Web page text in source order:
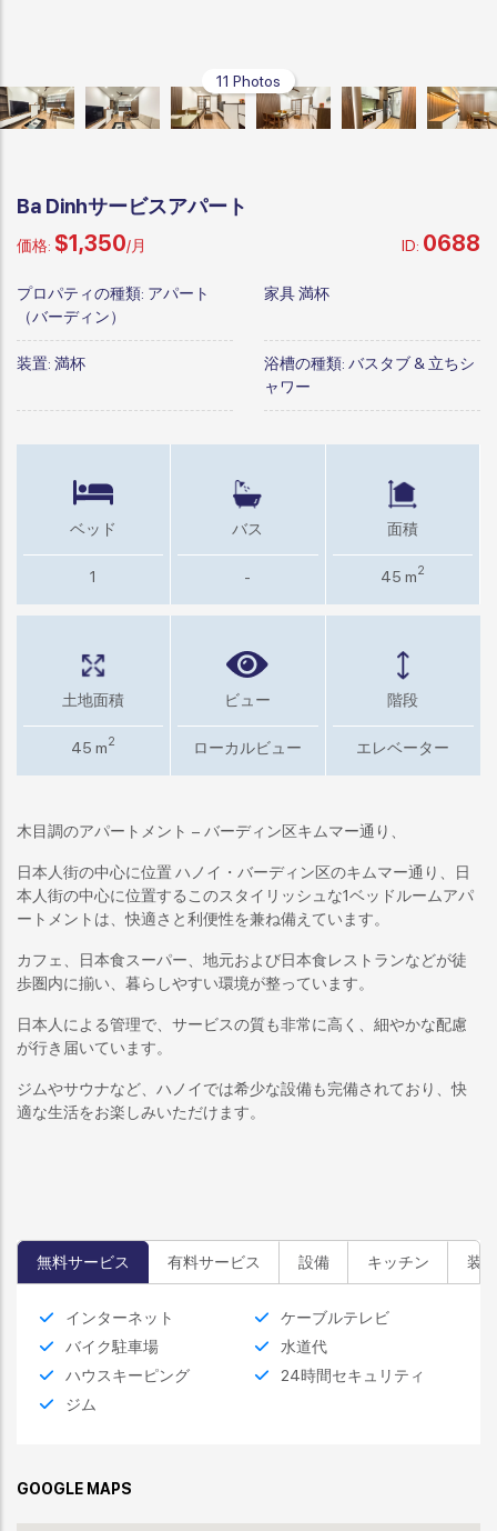
11 Photos
Ba Dinhサービスアパート
価格: $1,350/月 ID: 0688
プロパティの種類: アパート
（バーディン）
家具満杯
装置: 満杯 浴槽の種類: バスタブ & 立ちシ
ャワー
ベッド
1
バス
-
面積
45 m2
土地面積
45 m2
ビュー
ローカルビュー
階段
エレベーター
木目調のアパートメント – バーディン区キムマー通り、
日本人街の中心に位置 ハノイ・バーディン区のキムマー通り、日
本人街の中心に位置するこのスタイリッシュな1ベッドルームアパ
ートメントは、快適さと利便性を兼ね備えています。
カフェ、日本食スーパー、地元および日本食レストランなどが徒
歩圏内に揃い、暮らしやすい環境が整っています。
日本人による管理で、サービスの質も非常に高く、細やかな配慮
が行き届いています。
ジムやサウナなど、ハノイでは希少な設備も完備されており、快
適な生活をお楽しみいただけます。
無料サービス 有料サービス 設備 キッチン 装置
インターネット
ケーブルテレビ
バイク駐車場
水道代
ハウスキーピング
24時間セキュリティ
ジム
GOOGLE MAPS